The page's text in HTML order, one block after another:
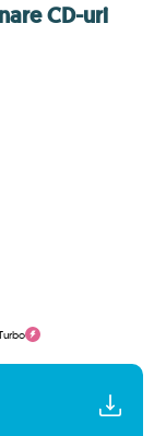
CD-uri